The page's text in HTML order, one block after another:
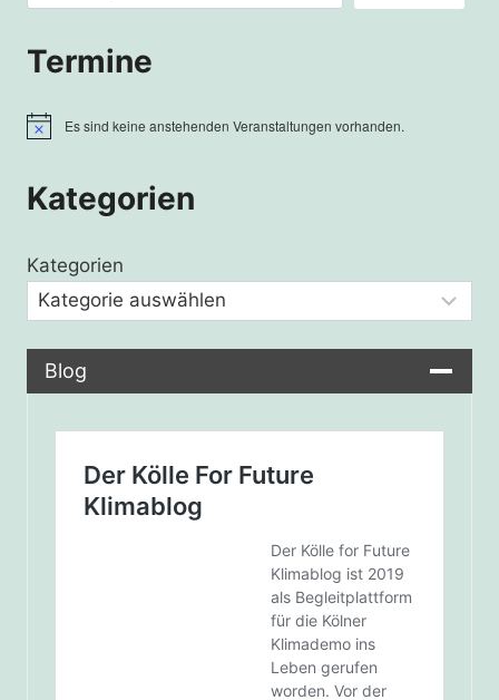
Termine
HinweisEs sind keine anstehenden Veranstaltungen vorhanden.
Kategorien
Kategorien
Blog